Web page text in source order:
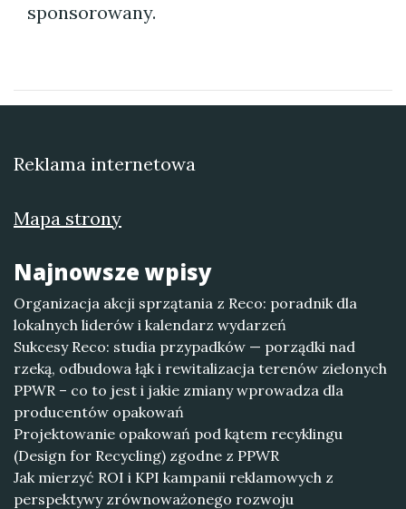
sponsorowany.
Reklama internetowa
Mapa strony
Najnowsze wpisy
Organizacja akcji sprzątania z Reco: poradnik dla
lokalnych liderów i kalendarz wydarzeń
Sukcesy Reco: studia przypadków — porządki nad
rzeką, odbudowa łąk i rewitalizacja terenów zielonych
PPWR – co to jest i jakie zmiany wprowadza dla
producentów opakowań
Projektowanie opakowań pod kątem recyklingu
(Design for Recycling) zgodne z PPWR
Jak mierzyć ROI i KPI kampanii reklamowych z
perspektywy zrównoważonego rozwoju